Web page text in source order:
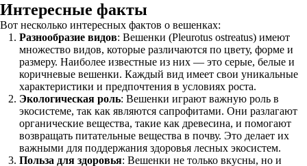
Интересные факты
Вот несколько интересных фактов о вешенках:
Разнообразие видов: Вешенки (Pleurotus ostreatus) имеют
множество видов, которые различаются по цвету, форме и
размеру. Наиболее известные из них — это серые, белые и
коричневые вешенки. Каждый вид имеет свои уникальные
характеристики и предпочтения в условиях роста.
Экологическая роль: Вешенки играют важную роль в
экосистеме, так как являются сапрофитами. Они разлагают
органические вещества, такие как древесина, и помогают
возвращать питательные вещества в почву. Это делает их
важными для поддержания здоровья лесных экосистем.
Польза для здоровья: Вешенки не только вкусны, но и